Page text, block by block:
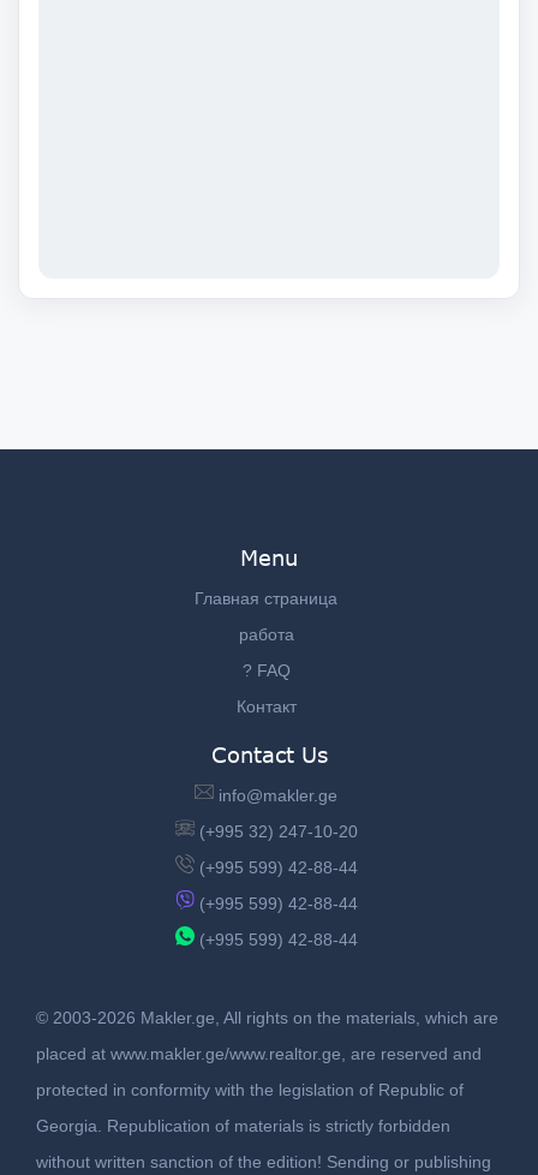
Menu
Главная страница
работа
? FAQ
Контакт
Contact Us
info@makler.ge
(+995 32) 247-10-20
(+995 599) 42-88-44
(+995 599) 42-88-44
(+995 599) 42-88-44
© 2003-2026 Makler.ge, All rights on the materials, which are
placed at www.makler.ge/www.realtor.ge, are reserved and
protected in conformity with the legislation of Republic of
Georgia. Republication of materials is strictly forbidden
without written sanction of the edition! Sending or publishing